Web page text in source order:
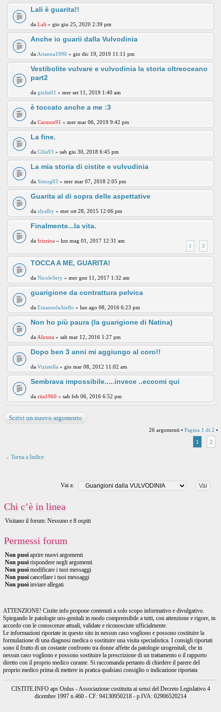
Lali è guarita!!
da Lali » gio giu 25, 2020 2:39 pm
Anche io guarii dalla Vulvodinia
da Arianna1990 » gio dic 19, 2019 11:11 pm
Vestibolite vulvare e vulvodinia la storia oltreoceano
part2
da giulia01 » mer set 11, 2019 1:40 am
è toccato anche a me :3
da Carmen91 » mer mar 06, 2019 9:42 pm
La fine.
da Cilia93 » sab giu 30, 2018 6:45 pm
La mia storia di cistite e vulvudinia
da Simog83 » mer mar 07, 2018 2:05 pm
Guarita al di sopra delle aspettative
da elyalby » mer ott 28, 2015 12:06 pm
Finalmente...la vita.
1 2
da frizzina » lun mag 01, 2017 12:31 am
TOCCA A ME, GUARITA!
da NicoleSery » mer gen 11, 2017 1:32 am
guarigione da contrattura pelvica
da EmanuelaAiello » lun ago 08, 2016 6:23 pm
Non ho più paura (la guarigione di Natina)
da Aliruna » sab mar 12, 2016 1:27 pm
Dopo ben 3 anni mi aggiungo al coro!!
da Viziatella » gio mar 08, 2012 11:02 am
Sembrava impossibile.....invece ..eccomi qui
da rita1960 » sab feb 06, 2016 6:52 pm
Scrivi un nuovo argomento
26 argomenti • Pagina 1 di 2 •
1
2
Torna a Indice
Vai a:
Chi c’è in linea
Visitano il forum: Nessuno e 8 ospiti
Permessi forum
Non puoi aprire nuovi argomenti
Non puoi rispondere negli argomenti
Non puoi modificare i tuoi messaggi
Non puoi cancellare i tuoi messaggi
Non puoi inviare allegati
ATTENZIONE! Cistite.info propone contenuti a solo scopo informativo e divulgativo.
Spiegando le patologie uro-genitali in modo comprensibile a tutti, con attenzione e rigore, in
accordo con le conoscenze attuali, validate e riconosciute ufficialmente.
Le informazioni riportate in questo sito in nessun caso vogliono e possono costituire la
formulazione di una diagnosi medica o sostituire una visita specialistica. I consigli riportati
sono il frutto di un costante confronto tra donne affette da patologie urogenitali, che in
nessun caso vogliono e possono sostituire la prescrizione di un trattamento o il rapporto
diretto con il proprio medico curante. Si raccomanda pertanto di chiedere il parere del
proprio medico prima di mettere in pratica qualsiasi consiglio o indicazione riportata
CISTITE.INFO aps Onlus - Associazione costituita ai sensi del Decreto Legislativo 4
dicembre 1997 n.460 - CF: 94130950218 - p.IVA: 02906520214